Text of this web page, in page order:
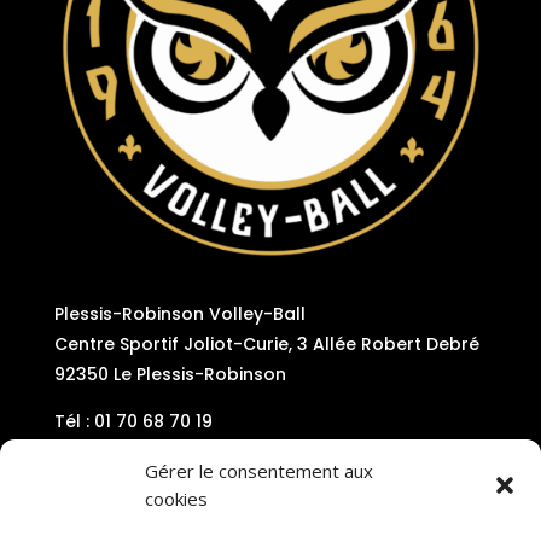
Gérer le consentement aux
cookies
Plessis-Robinson Volley-Ball
Centre Sportif Joliot-Curie, 3 Allée Robert Debré
92350 Le Plessis-Robinson
Tél : 01 70 68 70 19
Mail : contact@plessis-volley92.com